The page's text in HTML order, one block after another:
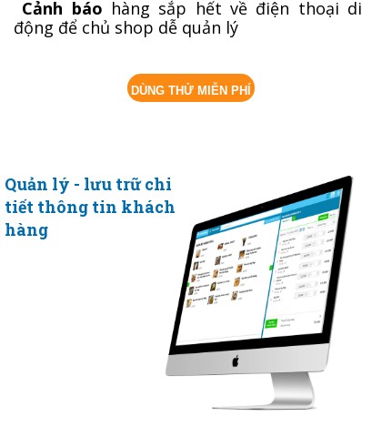
Cảnh báo hàng sắp hết về điện thoại di
động để chủ shop dễ quản lý
Quản lý - lưu trữ chi
tiết thông tin khách
hàng
DÙNG THỬ MIỄN PHÍ